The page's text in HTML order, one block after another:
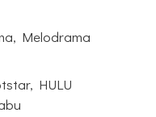
Melodrama
HULU